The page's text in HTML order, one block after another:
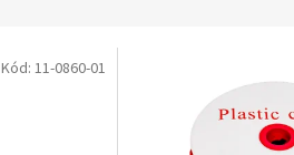
Kód: 11-0860-01